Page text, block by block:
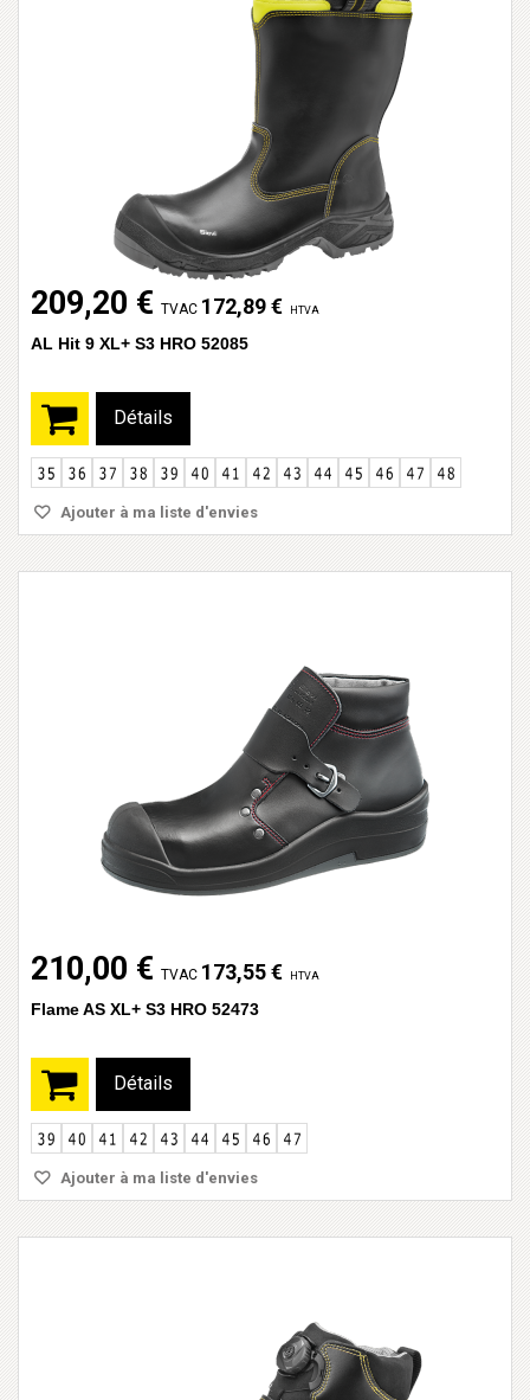
209,20 € TVAC 172,89 € HTVA
AL Hit 9 XL+ S3 HRO 52085
Détails
Ajouter à ma liste d'envies
210,00 € TVAC 173,55 € HTVA
Flame AS XL+ S3 HRO 52473
Détails
Ajouter à ma liste d'envies